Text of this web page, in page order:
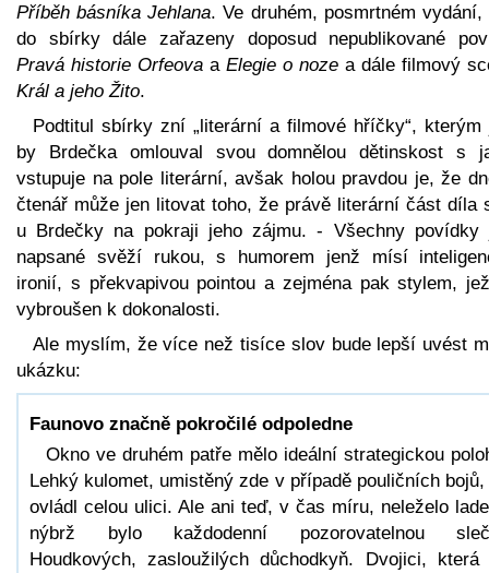
Příběh básníka Jehlana. Ve druhém, posmrtném vydání,
do sbírky dále zařazeny doposud nepublikované
Pravá historie Orfeova a Elegie o noze a dále filmový
Král a jeho Žito.
Podtitul sbírky zní „literární a filmové hříčky“, kterým
by Brdečka omlouval svou domnělou dětinskost s
vstupuje na pole literární, avšak holou pravdou je, že
čtenář může jen litovat toho, že právě literární část díla
u Brdečky na pokraji jeho zájmu. - Všechny povídky
napsané svěží rukou, s humorem jenž mísí
ironií, s překvapivou pointou a zejména pak stylem,
vybroušen k dokonalosti.
Ale myslím, že více než tisíce slov bude lepší uvést
ukázku:
Faunovo značně pokročilé odpoledne
Okno ve druhém patře mělo ideální strategickou
Lehký kulomet, umistěný zde v případě pouličních bojů,
ovládl celou ulici. Ale ani teď, v čas míru, neleželo
nýbrž bylo každodenní pozorovatelnou
Houdkových, zasloužilých důchodkyň. Dvojici, která